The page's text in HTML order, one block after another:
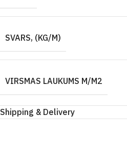
SVARS, (KG/M)
VIRSMAS LAUKUMS M/M2
Shipping & Delivery